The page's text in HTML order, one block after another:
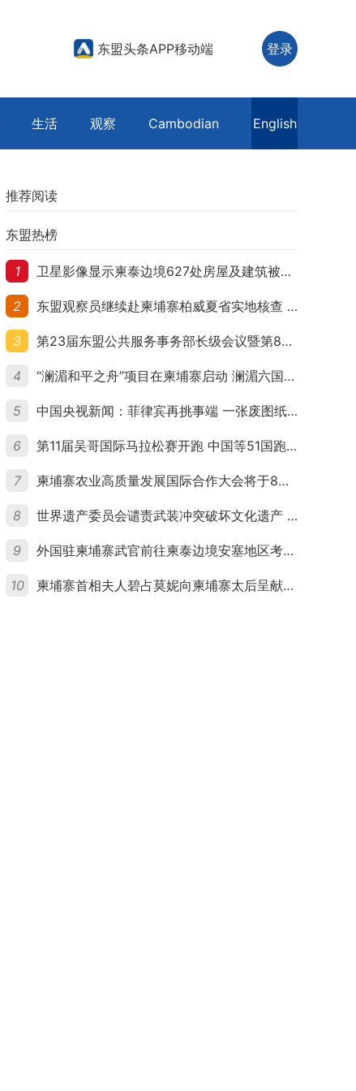
东盟头条APP移动端 登录
生活 观察 Cambodian English
推荐阅读
东盟热榜
1 卫星影像显示柬泰边境627处房屋及建筑被夷平 人权组织呼吁保护平民财产
2 东盟观察员继续赴柬埔寨柏威夏省实地核查 走访遭袭柬埔寨平民村庄
3 第23届东盟公共服务事务部长级会议暨第8届东盟与中日韩公共服务事务部长级会议在柬埔寨暹粒开幕
4 “澜湄和平之舟”项目在柬埔寨启动 澜湄六国青年共话和平与发展
5 中国央视新闻：菲律宾再挑事端 一张废图纸划不走中国黄岩岛
6 第11届吴哥国际马拉松赛开跑 中国等51国跑者齐聚暹粒
7 柬埔寨农业高质量发展国际合作大会将于8月20日举行
8 世界遗产委员会谴责武装冲突破坏文化遗产 柬埔寨呼吁依法追责并加强国际合作
9 外国驻柬埔寨武官前往柬泰边境安塞地区考察 柬方介绍“危险握手”事件及边境情况
10 柬埔寨首相夫人碧占莫妮向柬埔寨太后呈献世界女童军“卓越领袖奖”